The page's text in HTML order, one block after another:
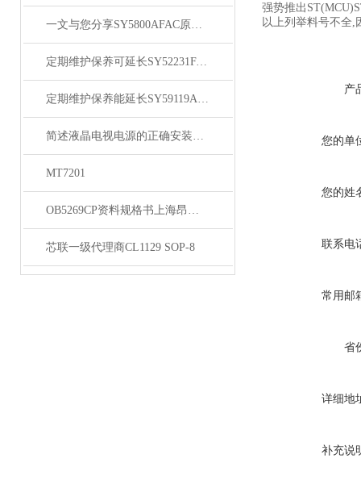
一文与您分享SY5800AFAC原装正品的常见故障相应解决方法
定期维护保养可延长SY52231FAC原装正品的使用寿命
定期维护保养能延长SY59119A1FCC原装正品的使用寿命
简述液晶电视电源的正确安装方法
MT7201
OB5269CP资料规格书上海昂宝代理
芯联一级代理商CL1129 SOP-8
强势推出
以上列举料号不全,
产
您的单
您的姓
联系电
常用邮
省
详细地
补充说